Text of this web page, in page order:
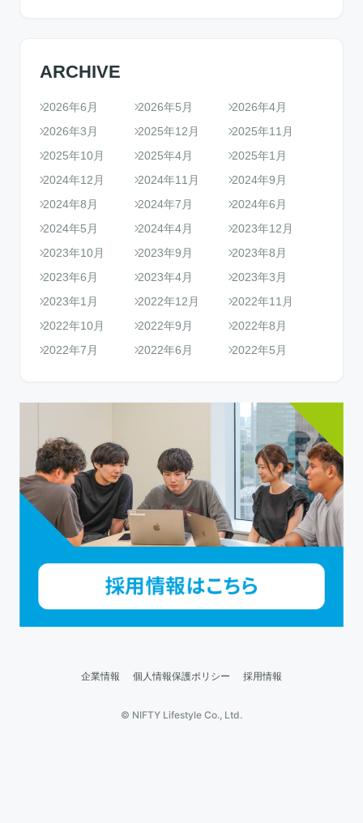
ARCHIVE
2026年6月 2026年5月
2026年4月
2026年3月
2025年12月
2025年11月
2025年10月
2025年4月
2025年1月
2024年12月
2024年11月
2024年9月
2024年8月
2024年7月
2024年6月
2024年5月
2024年4月
2023年12月
2023年10月
2023年9月
2023年8月
2023年6月
2023年4月
2023年3月
2023年1月
2022年12月
2022年11月
2022年10月
2022年9月
2022年8月
2022年7月
2022年6月 2022年5月
企業情報 個人情報保護ポリシー 採用情報
© NIFTY Lifestyle Co., Ltd.